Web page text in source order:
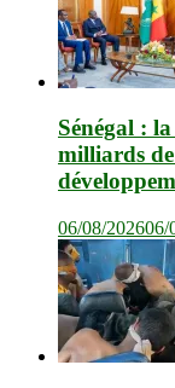
Sénégal :
milliards
06/08/202606/